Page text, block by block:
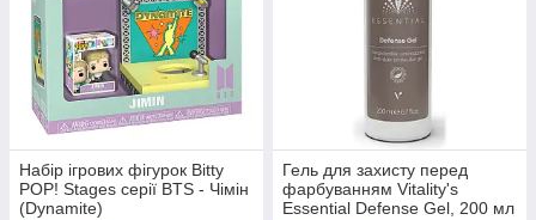
Набір ігрових фігурок Bitty
POP! Stages серії BTS - Чімін
(Dynamite)
Гель для захисту перед
фарбуванням Vitality's
Essential Defense Gel, 200 мл